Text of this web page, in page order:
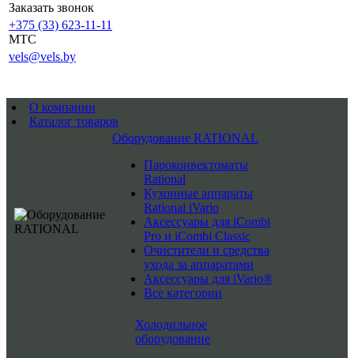
Заказать звонок
+375 (33) 623-11-11
MTC
vels@vels.by
О компании
Каталог товаров
Оборудование RATIONAL
Пароконвектоматы
Rational
Кухонные аппараты
Rational iVario
Аксессуары для iCombi
Pro и iCombi Classic
Очистители и средства
ухода за аппаратами
Аксессуары для iVario®
Все категории
Холодильное
оборудование